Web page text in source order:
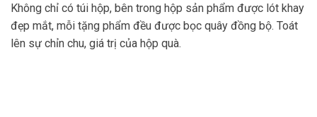
Không chỉ có túi hộp, bên trong hộp sản phẩm được lót khay
đẹp mắt, mỗi tặng phẩm đều được bọc quây đồng bộ. Toát
lên sự chỉn chu, giá trị của hộp quà.